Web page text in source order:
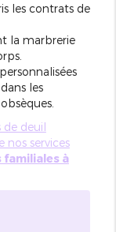
les contrats de
la marbrerie
les
deuil
nos services
familiales à